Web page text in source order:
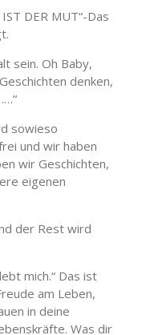
DER MUT“-Das
sein. Oh Baby,
denken,
sowieso
und wir haben
wir Geschichten,
eigenen
der Rest wird
mich.“ Das ist
am Leben,
in deine
Was dir